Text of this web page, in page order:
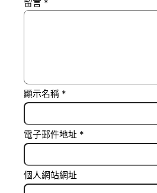
留言 *
顯示名稱 *
電子郵件地址 *
個人網站網址